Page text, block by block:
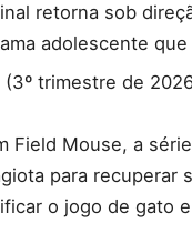
retorna sob
adolescente
(3º trimestre de
Field Mouse, a
para
o jogo de gato